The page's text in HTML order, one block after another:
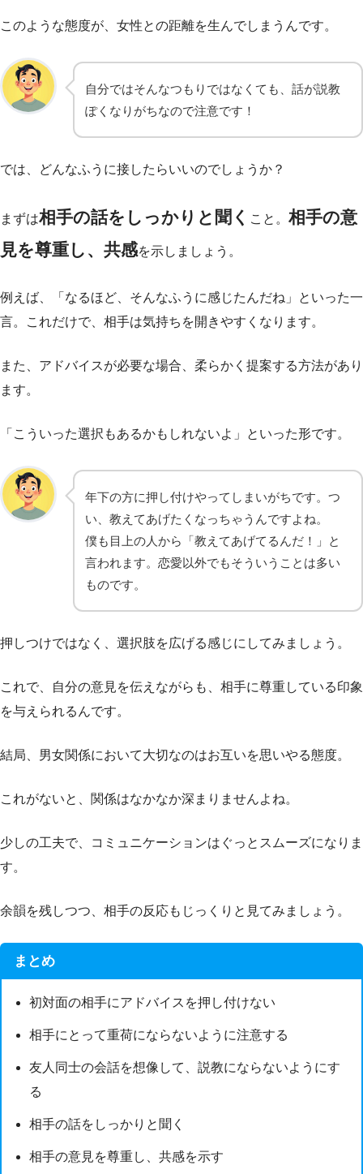
このような態度が、女性との距離を生んでしまうんです。
自分ではそんなつもりではなくても、話が説教
ぽくなりがちなので注意です！
では、どんなふうに接したらいいのでしょうか？
まずは相手の話をしっかりと聞く こと。 相手の意
見を尊重し、共感を示しましょう。
例えば、「なるほど、そんなふうに感じたんだね」といった一
言。これだけで、相手は気持ちを開きやすくなります。
また、アドバイスが必要な場合、柔らかく提案する方法があり
ます。
「こういった選択もあるかもしれないよ」といった形です。
年下の方に押し付けやってしまいがちです。つ
い、教えてあげたくなっちゃうんですよね。
僕も目上の人から「教えてあげてるんだ！」と
言われます。恋愛以外でもそういうことは多い
ものです。
押しつけではなく、選択肢を広げる感じにしてみましょう。
これで、自分の意見を伝えながらも、相手に尊重している印象
を与えられるんです。
結局、男女関係において大切なのはお互いを思いやる態度。
これがないと、関係はなかなか深まりませんよね。
少しの工夫で、コミュニケーションはぐっとスムーズになりま
す。
余韻を残しつつ、相手の反応もじっくりと見てみましょう。
まとめ
初対面の相手にアドバイスを押し付けない
相手にとって重荷にならないように注意する
友人同士の会話を想像して、説教にならないようにす
る
相手の話をしっかりと聞く
相手の意見を尊重し、共感を示す